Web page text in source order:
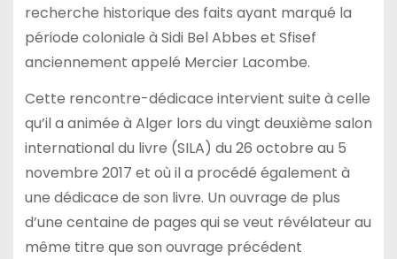
recherche historique des faits ayant marqué la
période coloniale à Sidi Bel Abbes et Sfisef
anciennement appelé Mercier Lacombe.
Cette rencontre-dédicace intervient suite à celle
qu’il a animée à Alger lors du vingt deuxième salon
international du livre (SILA) du 26 octobre au 5
novembre 2017 et où il a procédé également à
une dédicace de son livre. Un ouvrage de plus
d’une centaine de pages qui se veut révélateur au
même titre que son ouvrage précédent